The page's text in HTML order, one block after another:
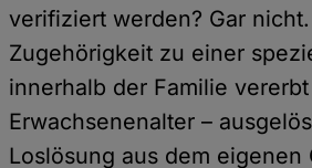
verifiziert werden? Gar
Zugehörigkeit zu einer
innerhalb der Familie
Erwachsenenalter –
Loslösung aus dem